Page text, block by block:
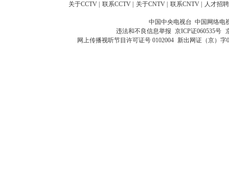
关于CCTV 联系CCTV 关于CNTV 联系CNTV 人才招聘
中国中央电视台 中国网络电
违法和不良信息举报 京ICP证060535号
网上传播视听节目许可证号 0102004 新出网证（京）